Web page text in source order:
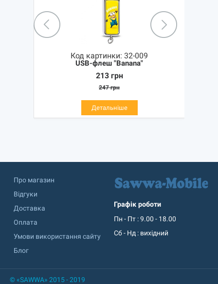
Код картинки: 32-009
USB-флеш "Banana"
213 грн
247 грн
Детальніше
Про магазин
Відгуки
Доставка
Оплата
Умови використання сайту
Блог
Графік роботи
Пн - Пт : 9.00 - 18.00
Сб - Нд : вихідний
© «SAWWA» 2015 - 2019